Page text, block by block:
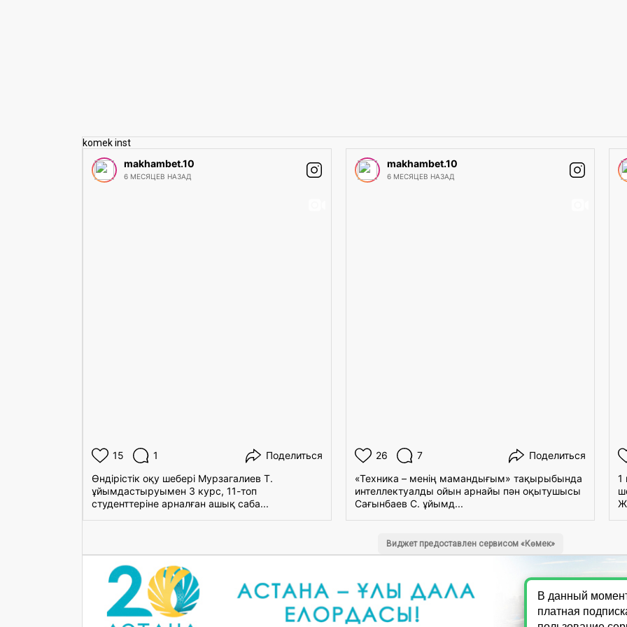
komek inst
makhambet.10
6 МЕСЯЦЕВ НАЗАД
15 1
Поделиться
Өндірістік оқу шебері Мурзагалиев Т.
ұйымдастыруымен 3 курс, 11-топ
студенттеріне арналған ашық саба...
makhambet.10
6 МЕСЯЦЕВ НАЗАД
26 7
Поделиться
«Техника – менің мамандығым» тақырыбында
интеллектуалды ойын арнайы пән оқытушысы
Сағынбаев С. ұйымд...
1
Виджет предоставлен сервисом «Көмек»